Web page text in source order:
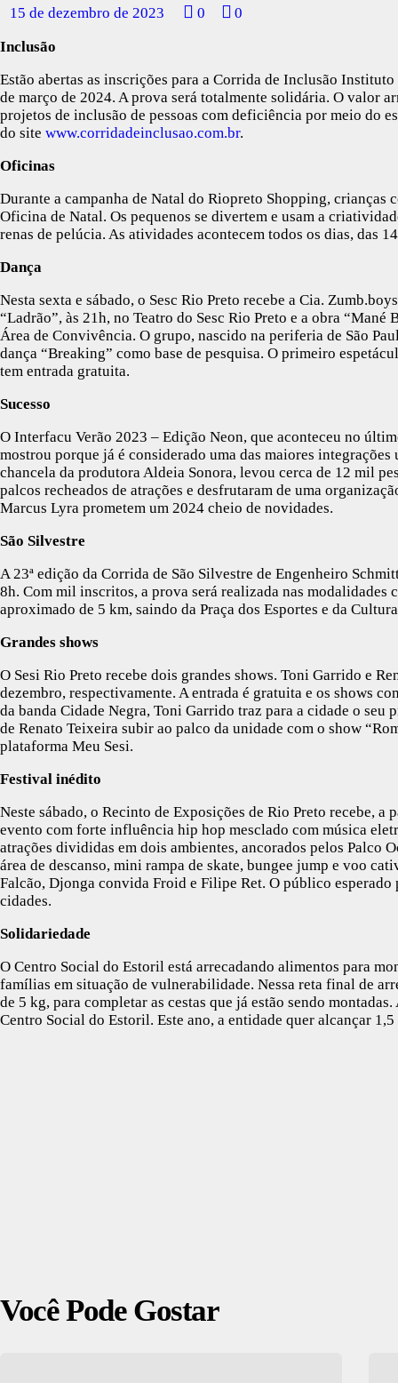
15 de dezembro de 2023 0
0
Inclusão
Estão abertas as inscrições para a Corrida de Inclusão
de março de 2024. A prova será totalmente solidária. O valor
projetos de inclusão de pessoas com deficiência por meio do
do site www.corridadeinclusao.com.br.
Oficinas
Durante a campanha de Natal do Riopreto Shopping, crianças
Oficina de Natal. Os pequenos se divertem e usam a
renas de pelúcia. As atividades acontecem todos os dias, das
Dança
Nesta sexta e sábado, o Sesc Rio Preto recebe a Cia.
“Ladrão”, às 21h, no Teatro do Sesc Rio Preto e a obra “Mané
Área de Convivência. O grupo, nascido na periferia de São
dança “Breaking” como base de pesquisa. O primeiro
tem entrada gratuita.
Sucesso
O Interfacu Verão 2023 – Edição Neon, que aconteceu no
mostrou porque já é considerado uma das maiores
chancela da produtora Aldeia Sonora, levou cerca de 12 mil
palcos recheados de atrações e desfrutaram de uma
Marcus Lyra prometem um 2024 cheio de novidades.
São Silvestre
A 23ª edição da Corrida de São Silvestre de Engenheiro
8h. Com mil inscritos, a prova será realizada nas modalidades
aproximado de 5 km, saindo da Praça dos Esportes e da
Grandes shows
O Sesi Rio Preto recebe dois grandes shows. Toni Garrido e
dezembro, respectivamente. A entrada é gratuita e os shows
da banda Cidade Negra, Toni Garrido traz para a cidade o seu
de Renato Teixeira subir ao palco da unidade com o show
plataforma Meu Sesi.
Festival inédito
Neste sábado, o Recinto de Exposições de Rio Preto recebe,
evento com forte influência hip hop mesclado com música
atrações divididas em dois ambientes, ancorados pelos Palco
área de descanso, mini rampa de skate, bungee jump e voo
Falcão, Djonga convida Froid e Filipe Ret. O público esperado
cidades.
Solidariedade
O Centro Social do Estoril está arrecadando alimentos para
famílias em situação de vulnerabilidade. Nessa reta final de
de 5 kg, para completar as cestas que já estão sendo
Centro Social do Estoril. Este ano, a entidade quer alcançar
Você Pode Gostar